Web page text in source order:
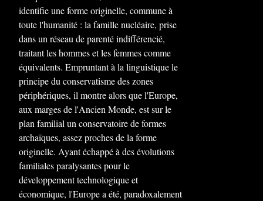
identifie une forme originelle, commune à
toute l'humanité : la famille nucléaire, prise
dans un réseau de parenté indifférencié,
traitant les hommes et les femmes comme
équivalents. Empruntant à la linguistique le
principe du conservatisme des zones
périphériques, il montre alors que l'Europe,
aux marges de l'Ancien Monde, est sur le
plan familial un conservatoire de formes
archaïques, assez proches de la forme
originelle. Ayant échappé à des évolutions
familiales paralysantes pour le
développement technologique et
économique, l'Europe a été, paradoxalement